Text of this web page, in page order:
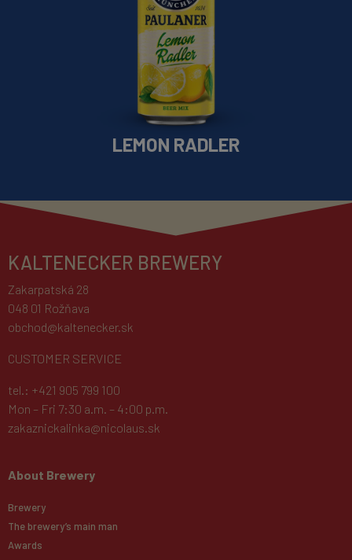
LEMON RADLER
KALTENECKER BREWERY
Zakarpatská 28
048 01 Rožňava
obchod@kaltenecker.sk
CUSTOMER SERVICE
tel.: +421 905 799 100
Mon – Fri 7:30 a.m. – 4:00 p.m.
zakaznickalinka@nicolaus.sk
About Brewery
Brewery
The brewery’s main man
Awards